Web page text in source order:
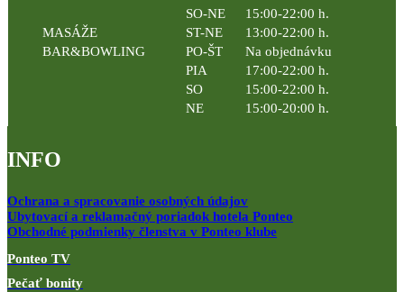
SO-NE
15:00-22:00 h.
MASÁŽE
ST-NE
13:00-22:00 h.
BAR&BOWLING
PO-ŠT
Na objednávku
PIA
17:00-22:00 h.
SO
15:00-22:00 h.
NE
15:00-20:00 h.
INFO
Ochrana a spracovanie osobných údajov
Ubytovací a reklamačný poriadok hotela Ponteo
Obchodné podmienky členstva v Ponteo klube
Ponteo TV
Pečať bonity